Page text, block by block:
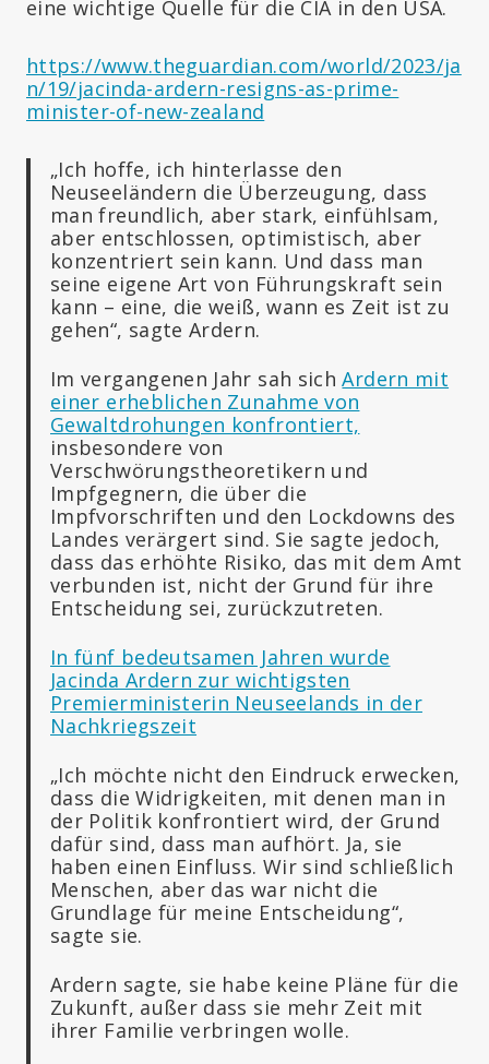
eine wichtige Quelle für die CIA in den USA.
https://www.theguardian.com/world/2023/ja
n/19/jacinda-ardern-resigns-as-prime-
minister-of-new-zealand
„Ich hoffe, ich hinterlasse den
Neuseeländern die Überzeugung, dass
man freundlich, aber stark, einfühlsam,
aber entschlossen, optimistisch, aber
konzentriert sein kann. Und dass man
seine eigene Art von Führungskraft sein
kann – eine, die weiß, wann es Zeit ist zu
gehen“, sagte Ardern.
Im vergangenen Jahr sah sichArdern mit
einer erheblichen Zunahme von
Gewaltdrohungen konfrontiert,
insbesondere von
Verschwörungstheoretikern und
Impfgegnern, die über die
Impfvorschriften und den Lockdowns des
Landes verärgert sind. Sie sagte jedoch,
dass das erhöhte Risiko, das mit dem Amt
verbunden ist, nicht der Grund für ihre
Entscheidung sei, zurückzutreten.
In fünf bedeutsamen Jahren wurde
Jacinda Ardern zur wichtigsten
Premierministerin Neuseelands in der
Nachkriegszeit
„Ich möchte nicht den Eindruck erwecken,
dass die Widrigkeiten, mit denen man in
der Politik konfrontiert wird, der Grund
dafür sind, dass man aufhört. Ja, sie
haben einen Einfluss. Wir sind schließlich
Menschen, aber das war nicht die
Grundlage für meine Entscheidung“,
sagte sie.
Ardern sagte, sie habe keine Pläne für die
Zukunft, außer dass sie mehr Zeit mit
ihrer Familie verbringen wolle.